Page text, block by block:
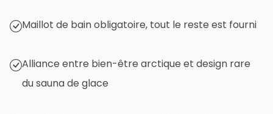
Maillot de bain obligatoire, tout le reste est fourni
Alliance entre bien-être arctique et design rare
du sauna de glace